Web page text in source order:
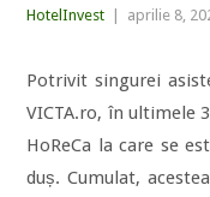
HotelInvest aprilie 8,
Potrivit singurei
VICTA.ro, în ultimele
HoReCa la care se
duș. Cumulat,